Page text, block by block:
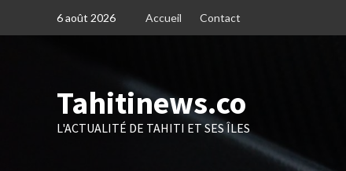
6 août 2026 Accueil Contact
Tahitinews.co
L'ACTUALITÉ DE TAHITI ET SES ÎLES